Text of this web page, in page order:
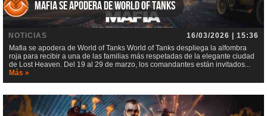
Mafia se apodera de World of Tanks
NOTICIAS
16/03/2026 | 15:36
Mafia se apodera de World of Tanks World of Tanks despliega la alfombra
roja para recibir a una de las familias más respetadas de la elegante ciudad
de Lost Heaven. Del 19 al 29 de marzo, los comandantes están invitados...
Más »